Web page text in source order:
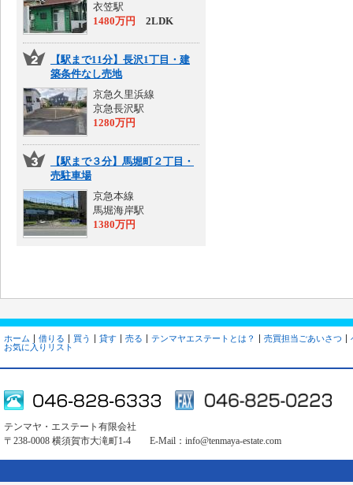
衣笠駅
1480万円
2LDK
【駅まで11分】長沢1丁目・建
築条件なし売地
京急久里浜線
京急長沢駅
1280万円
【駅まで３分】馬堀町２丁目・
売駐車場
京急本線
馬堀海岸駅
1380万円
ホーム 借りる 買う 貸す 売る テンマヤエステートとは？ 売買担当ごあいさつ
お気に入りリスト
テンマヤ・エステート有限会社
〒238-0008 横須賀市大滝町1-4 E-Mail： info@tenmaya-estate.com